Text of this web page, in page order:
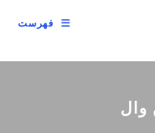
فهرست
وال